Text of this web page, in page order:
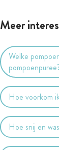
Meer
Welke
Hoe voorkom
Hoe snij en